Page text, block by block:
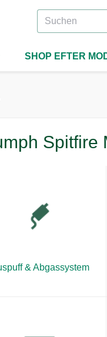
SHOP EFTER
Spitfire
& Abgassystem